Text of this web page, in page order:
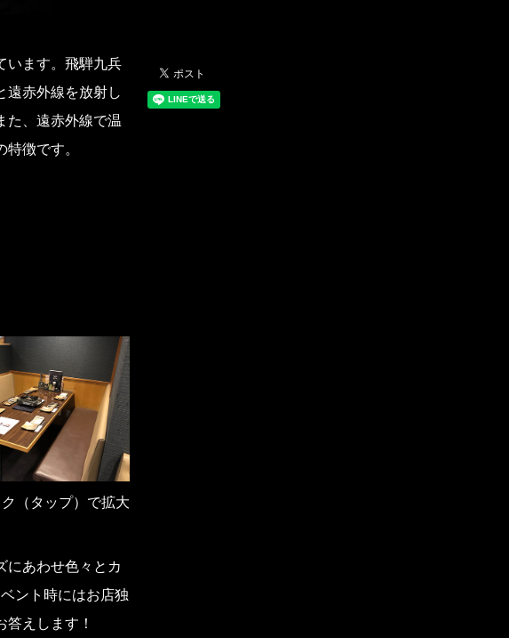
います。飛騨九兵
遠赤外線を放射し
た、遠赤外線で温
徴です。
（タップ）で拡大
にあわせ色々とカ
ント時にはお店独
えします！